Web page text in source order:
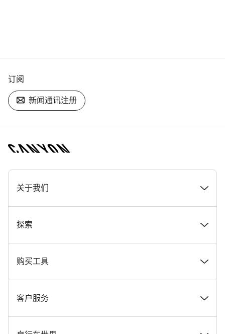
订阅
新闻通讯注册
[footer.linksList.title]
关于我们
奖项
在 Canyon 工作
Canyon 新闻发布室
探索
新闻和故事
提示和建议
购买工具
找到您梦寐以求的 Canyon 自行车
客户服务